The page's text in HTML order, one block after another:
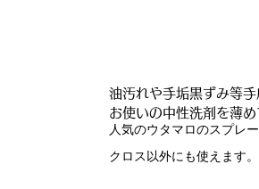
油汚れや手垢黒ずみ等
お使いの中性洗剤を薄
人気のウタマロのスプレ
クロス以外にも使えます。